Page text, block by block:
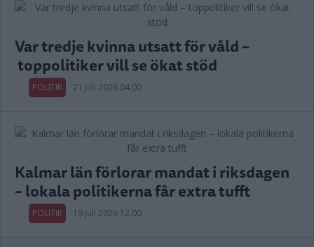
Var tredje kvinna utsatt för våld –
toppolitiker vill se ökat stöd
POLITIK 21 juli 2026 04.00
Kalmar län förlorar mandat i riksdagen
– lokala politikerna får extra tufft
POLITIK 19 juli 2026 12.00